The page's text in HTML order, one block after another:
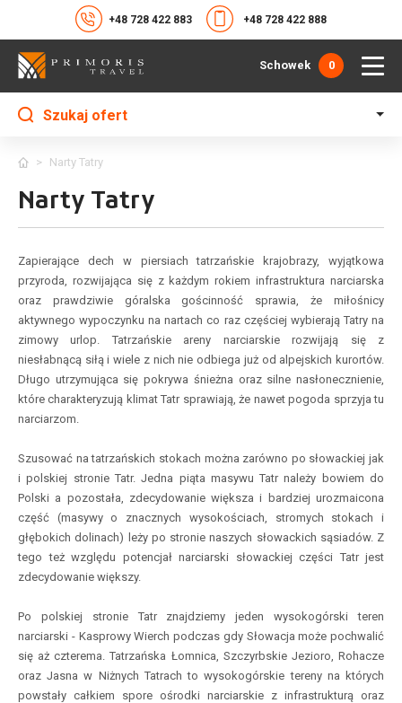
+48 728 422 883 +48 728 422 888
Schowek 0
Szukaj ofert
> Narty Tatry
Narty Tatry
Zapierające dech w piersiach tatrzańskie krajobrazy, wyjątkowa
przyroda, rozwijająca się z każdym rokiem infrastruktura narciarska
oraz prawdziwie góralska gościnność sprawia, że miłośnicy
aktywnego wypoczynku na nartach co raz częściej wybierają Tatry na
zimowy urlop. Tatrzańskie areny narciarskie rozwijają się z
niesłabnącą siłą i wiele z nich nie odbiega już od alpejskich kurortów.
Długo utrzymująca się pokrywa śnieżna oraz silne nasłonecznienie,
które charakteryzują klimat Tatr sprawiają, że nawet pogoda sprzyja tu
narciarzom.
Szusować na tatrzańskich stokach można zarówno po słowackiej jak
i polskiej stronie Tatr. Jedna piąta masywu Tatr należy bowiem do
Polski a pozostała, zdecydowanie większa i bardziej urozmaicona
część (masywy o znacznych wysokościach, stromych stokach i
głębokich dolinach) leży po stronie naszych słowackich sąsiadów. Z
tego też względu potencjał narciarski słowackiej części Tatr jest
zdecydowanie większy.
Po polskiej stronie Tatr znajdziemy jeden wysokogórski teren
narciarski - Kasprowy Wierch podczas gdy Słowacja może pochwalić
się aż czterema. Tatrzańska Łomnica, Szczyrbskie Jezioro, Rohacze
oraz Jasna w Niżnych Tatrach to wysokogórskie tereny na których
powstały całkiem spore ośrodki narciarskie z infrastrukturą oraz